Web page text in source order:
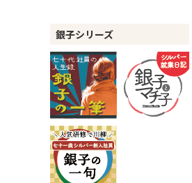
銀子シリーズ